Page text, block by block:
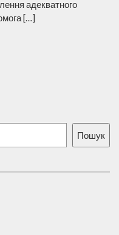
адекватного
[…]
Пошук